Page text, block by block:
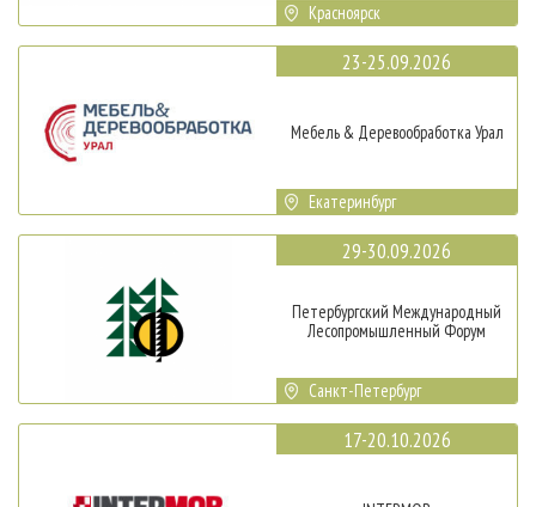
Красноярск
23-25.09.2026
Мебель & Деревообработка Урал
Екатеринбург
29-30.09.2026
Петербургский Международный
Лесопромышленный Форум
Санкт-Петербург
17-20.10.2026